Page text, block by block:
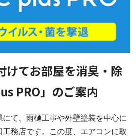
けてお部屋を消臭・除
PRO」のご案内
にて、雨樋工事や外壁塗装を中心に
務店です。この度、エアコンに取